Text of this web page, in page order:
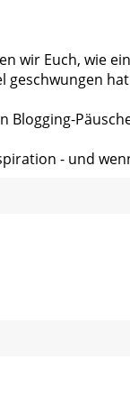
wir Euch, wie
geschwungen
Blogging-
- und